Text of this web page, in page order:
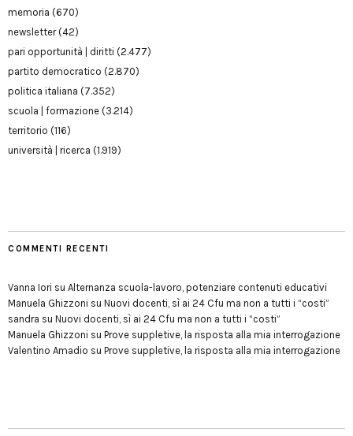
memoria (670)
newsletter(42)
pari opportunità | diritti (2.477)
partito democratico (2.870)
politica italiana (7.352)
scuola | formazione (3.214)
territorio (116)
università | ricerca (1.919)
COMMENTI RECENTI
Vanna Iori su Alternanza scuola-lavoro, potenziare contenuti educativi
Manuela Ghizzoni su Nuovi docenti, sì ai 24 Cfu ma non a tutti i “costi”
sandra su Nuovi docenti, sì ai 24 Cfu ma non a tutti i “costi”
Manuela Ghizzoni su Prove suppletive, la risposta alla mia interrogazione
Valentino Amadio su Prove suppletive, la risposta alla mia interrogazione